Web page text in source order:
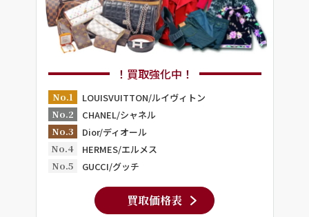
！買取強化中！
No.1
LOUISVUITTON/ルイヴィトン
No.2
CHANEL/シャネル
No.3
Dior/ディオール
No.4
HERMES/エルメス
No.5
GUCCI/グッチ
買取価格表